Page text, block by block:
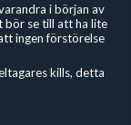
i början av
bör se till att ha lite
ingen förstörelse
kills, detta